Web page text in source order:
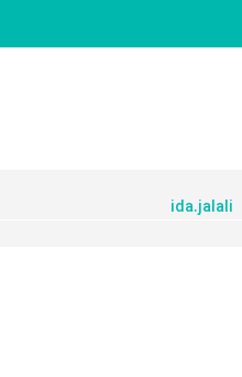
ida.jalali